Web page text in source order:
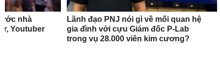
nhà
Youtuber
Lãnh đạo PNJ nói gì về mối quan hệ
gia đình với cựu Giám đốc P-Lab
trong vụ 28.000 viên kim cương?